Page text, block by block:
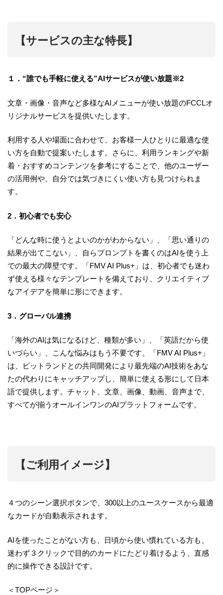
【サービスの主な特長】
１．“誰でも手軽に使える”AIサービスが使い放題※2
文章・画像・音声など多様なAIメニューが使い放題のFCCLオ
リジナルサービスを提供いたします。
利用する人や場面に合わせて、お客様一人ひとりに最適な使
い方を自動で提案いたします。さらに、利用ランキングや新
着・おすすめコンテンツを参考にすることで、他のユーザー
の活用例や、自分では気づきにくい使い方も見つけられま
す。
2．初心者でも安心
「どんな時に使うとよいのかがわからない」、「思い通りの
結果が出てこない」、自らプロンプトを書くのはAIを使う上
での最大の障壁です。「FMV AI Plus+」は、初心者でも迷わ
ず使える様々なテンプレートを備えており、クリエイティブ
なアイデアを簡単に形にできます。
3．グローバル連携
「海外のAIは気になるけど、種類が多い」、「英語だから使
いづらい」、こんな悩みはもう不要です。「FMV AI Plus+」
は、ビットランドとの共同開発により最先端のAI技術をあな
たの代わりにキャッチアップし、簡単に使える形にして日本
語で提供します。チャット、文章、画像、動画、音声まで、
すべてが揃うオールインワンのAIプラットフォームです。
【ご利用イメージ】
４つのシーン選択ボタンで、300以上のユースケースから最適
なカードが自動表示されます。
AIを使ったことがない方も、日頃から使い慣れている方も、
迷わず３クリックで目的のカードにたどり着けるよう、直感
的に操作できる設計です。
＜TOPページ＞